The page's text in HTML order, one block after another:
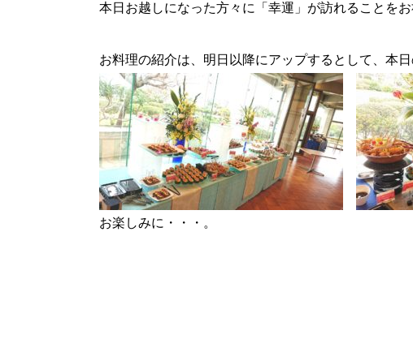
本日お越しになった方々に「幸運」が訪れることをお
お料理の紹介は、明日以降にアップするとして、本
お楽しみに・・・。